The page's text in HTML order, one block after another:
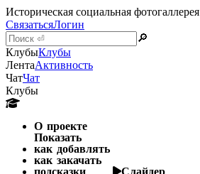
Историческая социальная фотогаллерея
СвязатьсяЛогин
🔎
КлубыКлубы
ЛентаАктивность
ЧатЧат
Клубы
О проекте
Показать
как добавлять
как закачать
подсказки
Слайдер